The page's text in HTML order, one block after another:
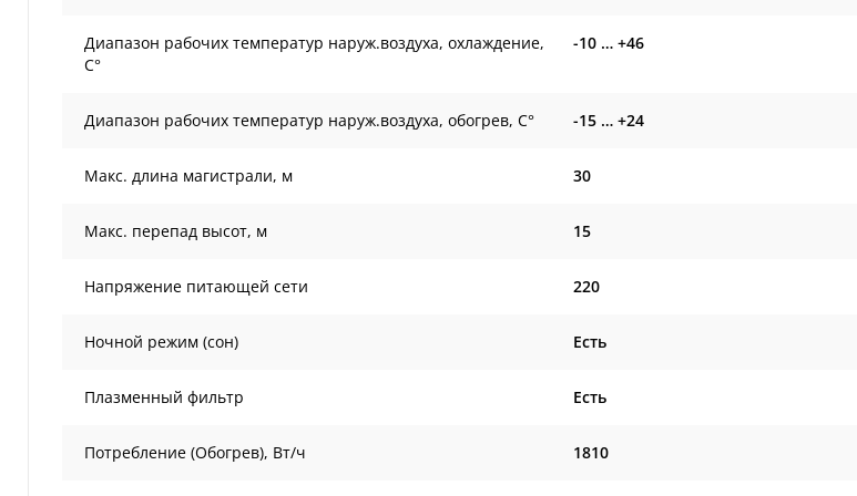
Диапазон рабочих температур наруж.воздуха, охлаждение,
С°
-10 … +46
Диапазон рабочих температур наруж.воздуха, обогрев, С° -15 … +24
Макс. длина магистрали, м 30
Макс. перепад высот, м 15
Напряжение питающей сети 220
Ночной режим (сон) Есть
Плазменный фильтр Есть
Потребление (Обогрев), Вт/ч 1810